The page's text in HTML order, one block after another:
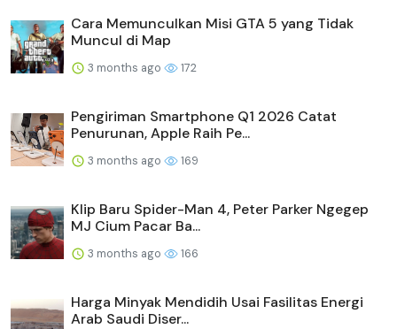
Cara Memunculkan Misi GTA 5 yang Tidak
Muncul di Map
3 months ago 172
Pengiriman Smartphone Q1 2026 Catat
Penurunan, Apple Raih Pe...
3 months ago 169
Klip Baru Spider-Man 4, Peter Parker Ngegep
MJ Cium Pacar Ba...
3 months ago 166
Harga Minyak Mendidih Usai Fasilitas Energi
Arab Saudi Diser...